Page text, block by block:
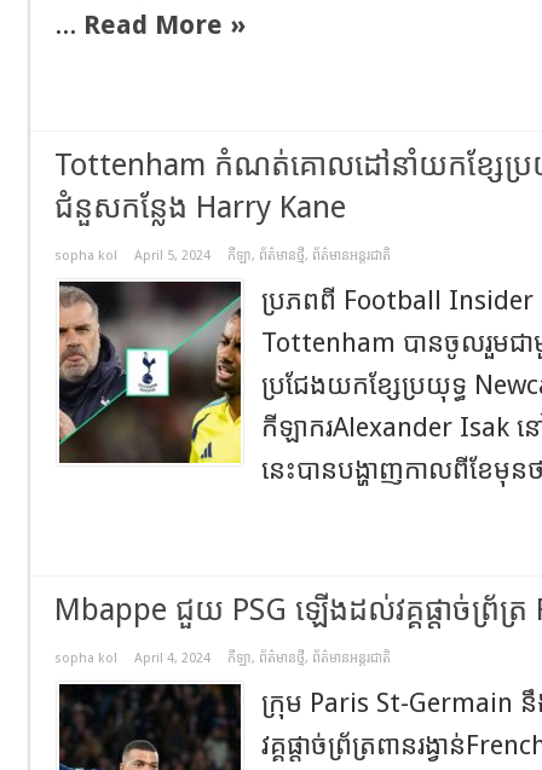
... Read More »
Tottenham កំណត់គោលដៅនាំយកខ្សែប្រ
ជំនួសកន្លែង Harry Kane
sopha kol April 5, 2024 កីឡា, ព័ត៌មានថ្មី, ព័ត៌មានអន្តរជាតិ
ប្រភពពី Football Insider
Tottenham បានចូលរួមជា
ប្រជែងយកខ្សែប្រយុទ្ធ
កីឡាករAlexander Isak ន
នេះបានបង្ហាញកាលពីខែមុន
Mbappe ជួយ PSG ឡើងដល់វគ្គផ្តាច់ព្រ័ត្
sopha kol April 4, 2024 កីឡា, ព័ត៌មានថ្មី, ព័ត៌មានអន្តរជាតិ
ក្រុម Paris St-Germain
វគ្គផ្តាច់ព្រ័ត្រពានរង្វាន់